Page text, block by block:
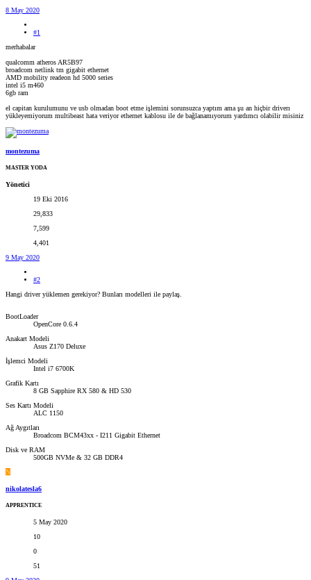
8 May 2020
#1
merhabalar
qualcomm atheros AR5B97
broadcom netlink tm gigabit ethernet
AMD mobility readeon hd 5000 series
intel i5 m460
6gb ram
el capitan kurulumunu ve usb olmadan boot etme işlemini sorunsuzca yaptım ama şu an hiçbir driverı
yükleyemiyorum multibeast hata veriyor ethernet kablosu ile de bağlanamıyorum yardımcı olabilir misiniz
montezuma
MASTER YODA
Yönetici
19 Eki 2016
29,833
7,599
4,401
9 May 2020
#2
Hangi driver yüklemen gerekiyor? Bunları modelleri ile paylaş.
BootLoader
OpenCore 0.6.4
Anakart Modeli
Asus Z170 Deluxe
İşlemci Modeli
Intel i7 6700K
Grafik Kartı
8 GB Sapphire RX 580 & HD 530
Ses Kartı Modeli
ALC 1150
Ağ Aygıtları
Broadcom BCM43xx - I211 Gigabit Ethernet
Disk ve RAM
500GB NVMe & 32 GB DDR4
N
nikolatesla6
APPRENTICE
5 May 2020
10
0
51